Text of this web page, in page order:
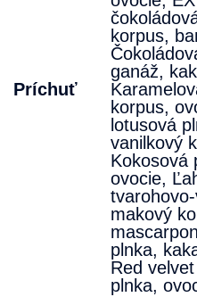
Príchuť
korpus,
ganáž,
korpus,
lotusová
vanilkový
Kokosová
ovocie,
makový
plnka,
Red
plnka,